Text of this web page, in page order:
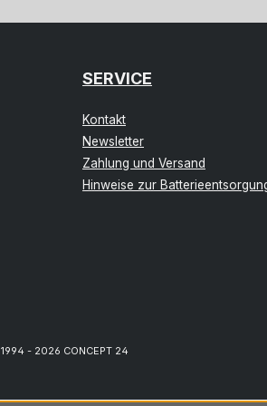
SERVICE
Kontakt
Newsletter
Zahlung und Versand
Hinweise zur
1994 - 2026 CONCEPT 24